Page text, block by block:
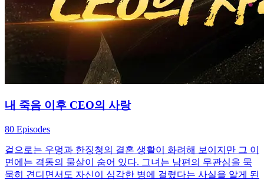
내 죽음 이후 CEO의 사랑
80 Episodes
겉으로는 우멍과 한징청의 결혼 생활이 화려해 보이지만 그 이
면에는 격동의 물살이 숨어 있다. 그녀는 남편의 무관심을 묵
묵히 견디면서도 자신이 심각한 병에 걸렸다는 사실을 알게 된